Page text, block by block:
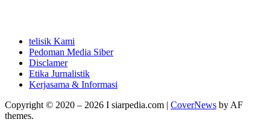
telisik Kami
Pedoman Media Siber
Disclamer
Etika Jurnalistik
Kerjasama & Informasi
Copyright © 2020 – 2026 I siarpedia.com | CoverNews by AF
themes.